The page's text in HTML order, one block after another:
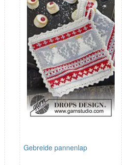
Gebreide pannenlap